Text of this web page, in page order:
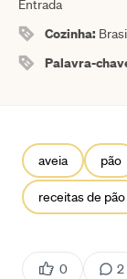
Entrada
Cozinha:
Palavra-
aveia pão
receitas de pão
0 2